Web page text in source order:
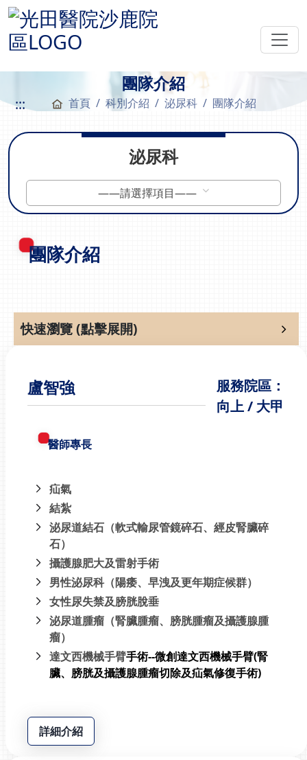
團隊介紹
::: 首頁 科別介紹 泌尿科 團隊介紹
泌尿科
——請選擇項目——
團隊介紹
快速瀏覽 (點擊展開)
盧智強
服務院區：
向上 / 大甲
醫師專長
疝氣
結紮
泌尿道結石（軟式輸尿管鏡碎石、經皮腎臟碎
石）
攝護腺肥大及雷射手術
男性泌尿科（陽痿、早洩及更年期症候群）
女性尿失禁及膀胱脫垂
泌尿道腫瘤（腎臟腫瘤、膀胱腫瘤及攝護腺腫
瘤）
達文西機械手臂手術--微創達文西機械手臂(腎
臟、膀胱及攝護腺腫瘤切除及疝氣修復手術)
詳細介紹